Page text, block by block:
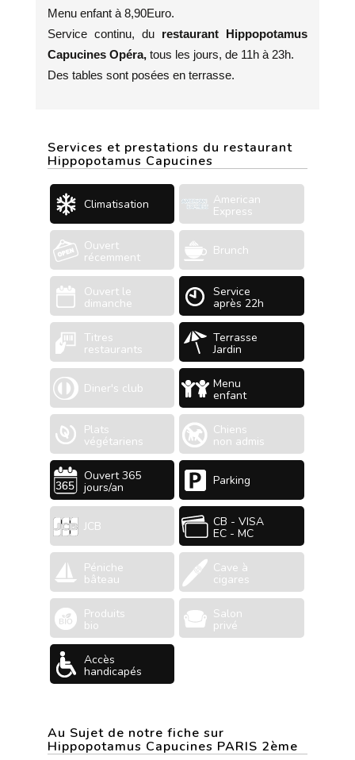
Menu enfant à 8,90Euro.
Service continu, du restaurant Hippopotamus
Capucines Opéra, tous les jours, de 11h à 23h.
Des tables sont posées en terrasse.
Services et prestations du restaurant
Hippopotamus Capucines
Climatisation American
Express
Ouvert
récemment Brunch
Ouvert le
dimanche
Service
après 22h
Titres
restaurants
Terrasse
Jardin
Diner's club Menu
enfant
Plats
végétariens
Chiens
non admis
Ouvert 365
jours/an Parking
JCB CB - VISA
EC - MC
Péniche
bâteau
Cave à
cigares
Produits
bio
Salon
privé
Accès
handicapés
Au Sujet de notre fiche sur
Hippopotamus Capucines PARIS 2ème